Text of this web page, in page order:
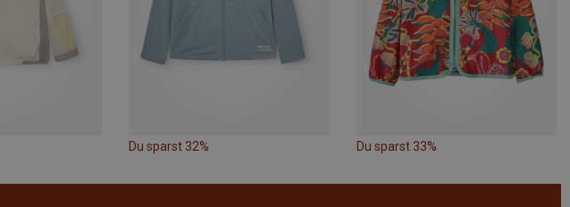
Du sparst 32% Du sparst 33%